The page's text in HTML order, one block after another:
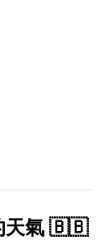
天氣 🇧🇧